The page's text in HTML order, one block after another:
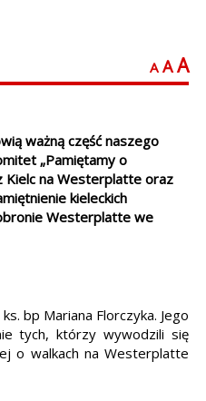
A A A
ważną część naszego
„Pamiętamy o
Kielc na Westerplatte oraz
kieleckich
Westerplatte we
bp Mariana Florczyka. Jego
tych, którzy wywodzili się
o walkach na Westerplatte